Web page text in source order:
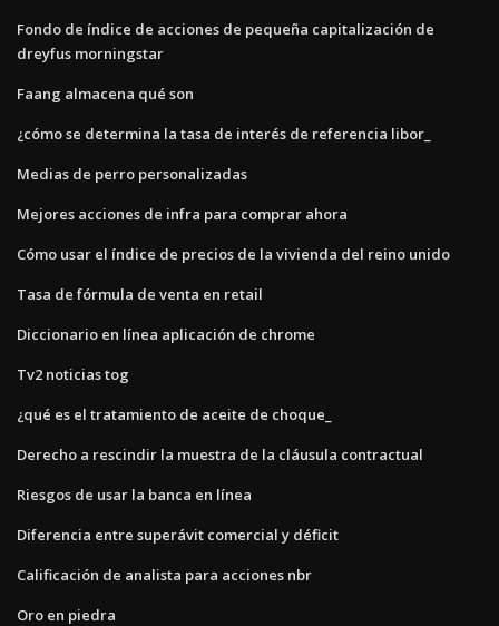
Fondo de índice de acciones de pequeña capitalización de
dreyfus morningstar
Faang almacena qué son
¿cómo se determina la tasa de interés de referencia libor_
Medias de perro personalizadas
Mejores acciones de infra para comprar ahora
Cómo usar el índice de precios de la vivienda del reino unido
Tasa de fórmula de venta en retail
Diccionario en línea aplicación de chrome
Tv2 noticias tog
¿qué es el tratamiento de aceite de choque_
Derecho a rescindir la muestra de la cláusula contractual
Riesgos de usar la banca en línea
Diferencia entre superávit comercial y déficit
Calificación de analista para acciones nbr
Oro en piedra